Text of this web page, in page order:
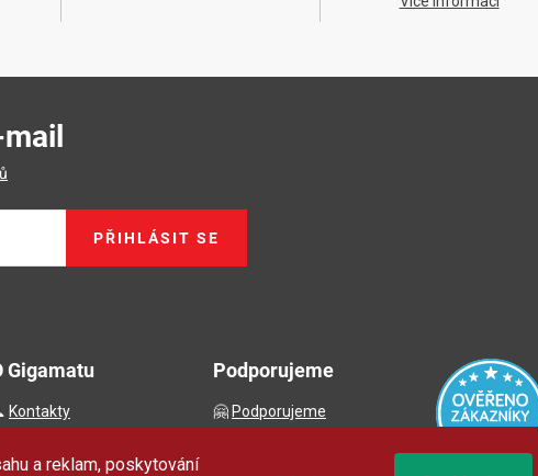
a reklam, poskytování
PŘIHLÁSIT SE
Gigamatu
Kontakty
Podporujeme
🤗 Podporujeme